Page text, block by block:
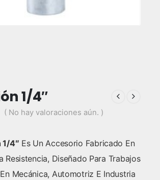
1/4″
( No hay valoraciones aún. )
1/4″ Es Un Accesorio Fabricado En
Resistencia, Diseñado Para Trabajos
Mecánica, Automotriz E Industria